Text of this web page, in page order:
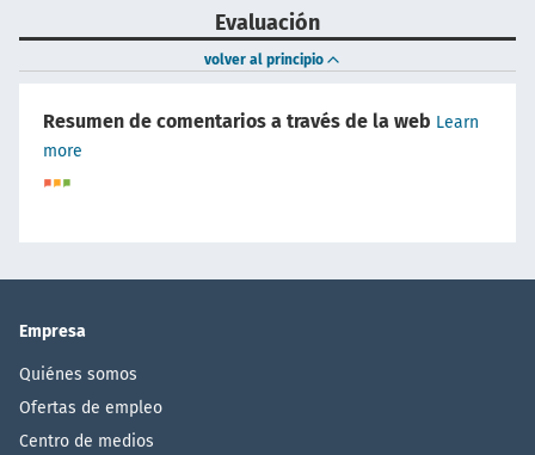
Evaluación
volver al principio
Resumen de comentarios a través de la web Learn
more
Empresa
Quiénes somos
Ofertas de empleo
Centro de medios